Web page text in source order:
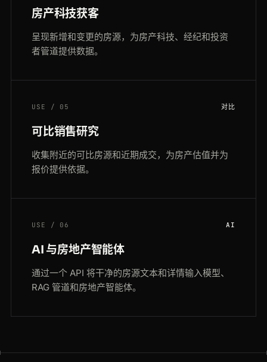
房产科技获客
呈现新增和变更的房源，为房产科技、经纪和投资
者管道提供数据。
USE / 05 对比
可比销售研究
收集附近的可比房源和近期成交，为房产估值并为
报价提供依据。
USE / 06 AI
AI 与房地产智能体
通过一个 API 将干净的房源文本和详情输入模型、
RAG 管道和房地产智能体。